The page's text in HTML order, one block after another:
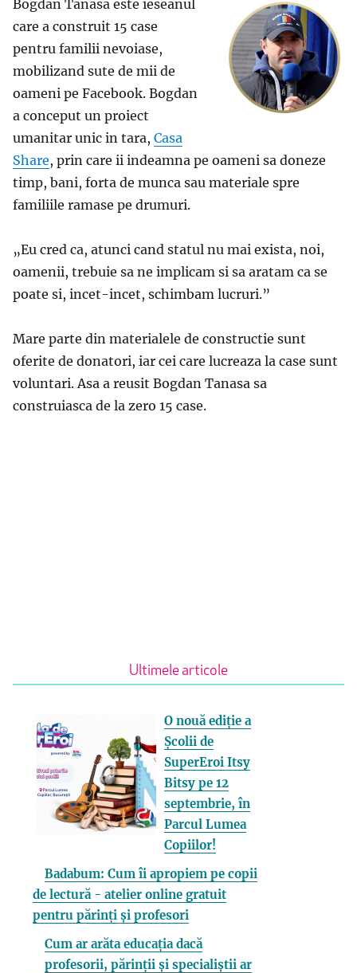
Bogdan Tanasa este ieseanul
care a construit 15 case
pentru familii nevoiase,
mobilizand sute de mii de
oameni pe Facebook. Bogdan
a conceput un proiect
umanitar unic in tara, Casa
Share, prin care ii indeamna pe oameni sa doneze
timp, bani, forta de munca sau materiale spre
familiile ramase pe drumuri.
„Eu cred ca, atunci cand statul nu mai exista, noi,
oamenii, trebuie sa ne implicam si sa aratam ca se
poate si, incet-incet, schimbam lucruri.”
Mare parte din materialele de constructie sunt
oferite de donatori, iar cei care lucreaza la case sunt
voluntari. Asa a reusit Bogdan Tanasa sa
construiasca de la zero 15 case.
Ultimele articole
O nouă ediție a
Școlii de
SuperEroi Itsy
Bitsy pe 12
septembrie, în
Parcul Lumea
Copiilor!
Badabum: Cum îi apropiem pe copii
de lectură - atelier online gratuit
pentru părinți și profesori
Cum ar arăta educația dacă
profesorii, părinții și specialiștii ar